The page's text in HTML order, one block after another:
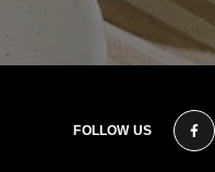
FOLLOW US